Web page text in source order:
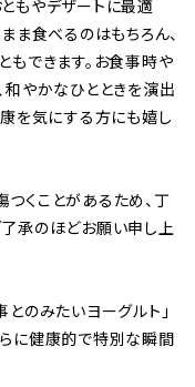
もやデザートに最適
ま食べるのはもちろん、
もできます。お食事時や
和やかなひとときを演出
康を気にする方にも嬉し
くことがあるため、丁
承のほどお願い申し上
のみたいヨーグルト」
に健康的で特別な瞬間